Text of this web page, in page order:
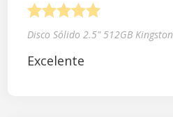
Disco Sólido 2.5" 512GB Kingston
Excelente